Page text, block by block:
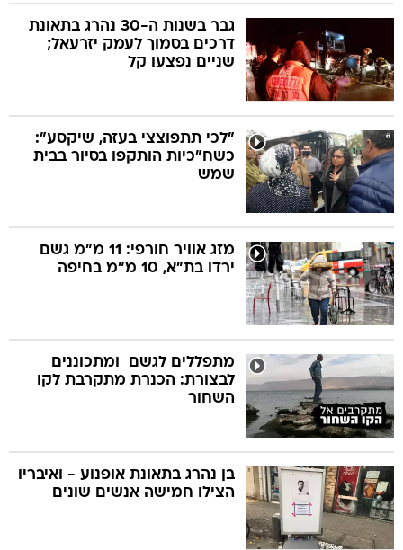
גבר בשנות ה-30 נהרג בתאונת
דרכים בסמוך לעמק יזרעאל;
שניים נפצעו קל
"לכי תתפוצצי בעזה, שיקסע":
כשח"כיות הותקפו בסיור בבית
שמש
מזג אוויר חורפי: 11 מ"מ גשם
ירדו בת"א, 10 מ"מ בחיפה
מתפללים לגשם  ומתכוננים
לבצורת: הכנרת מתקרבת לקו
השחור
בן נהרג בתאונת אופנוע - ואיבריו
הצילו חמישה אנשים שונים